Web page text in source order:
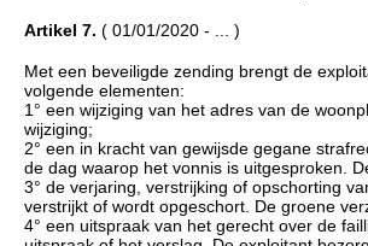
Artikel 7. ( 01/01/2020 - ... )
Met een beveiligde zending brengt de
volgende elementen:
1° een wijziging van het adres van de
wijziging;
2° een in kracht van gewijsde gegane
de dag waarop het vonnis is uitgesproken.
3° de verjaring, verstrijking of opschorting
verstrijkt of wordt opgeschort. De groene
4° een uitspraak van het gerecht over de